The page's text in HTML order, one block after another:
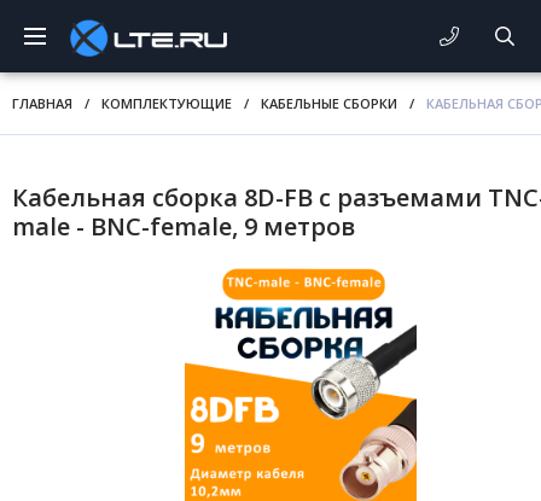
ГЛАВНАЯ / КОМПЛЕКТУЮЩИЕ / КАБЕЛЬНЫЕ СБОРКИ / КАБЕЛЬНАЯ
Кабельная сборка 8D-FB с разъемами
male - BNC-female, 9 метров